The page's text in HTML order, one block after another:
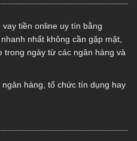
tiền online uy tín bằng
nhất không cần gặp mặt,
trong ngày từ các ngân hàng và
hàng, tổ chức tín dụng hay